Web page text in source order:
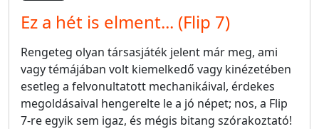
Ez a hét is elment... (Flip 7)
Rengeteg olyan társasjáték jelent már meg, ami
vagy témájában volt kiemelkedő vagy kinézetében
esetleg a felvonultatott mechanikáival, érdekes
megoldásaival hengerelte le a jó népet; nos, a Flip
7-re egyik sem igaz, és mégis bitang szórakoztató!